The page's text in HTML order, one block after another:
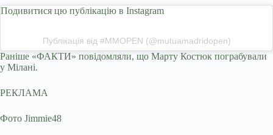
Подивитися цю публікацію в Instagram
Публікація від #MMOPEN (@mutuamadridopen)
Раніше «ФАКТИ» повідомляли, що Марту Костюк пограбували
у Мілані.
РЕКЛАМА
Фото Jimmie48